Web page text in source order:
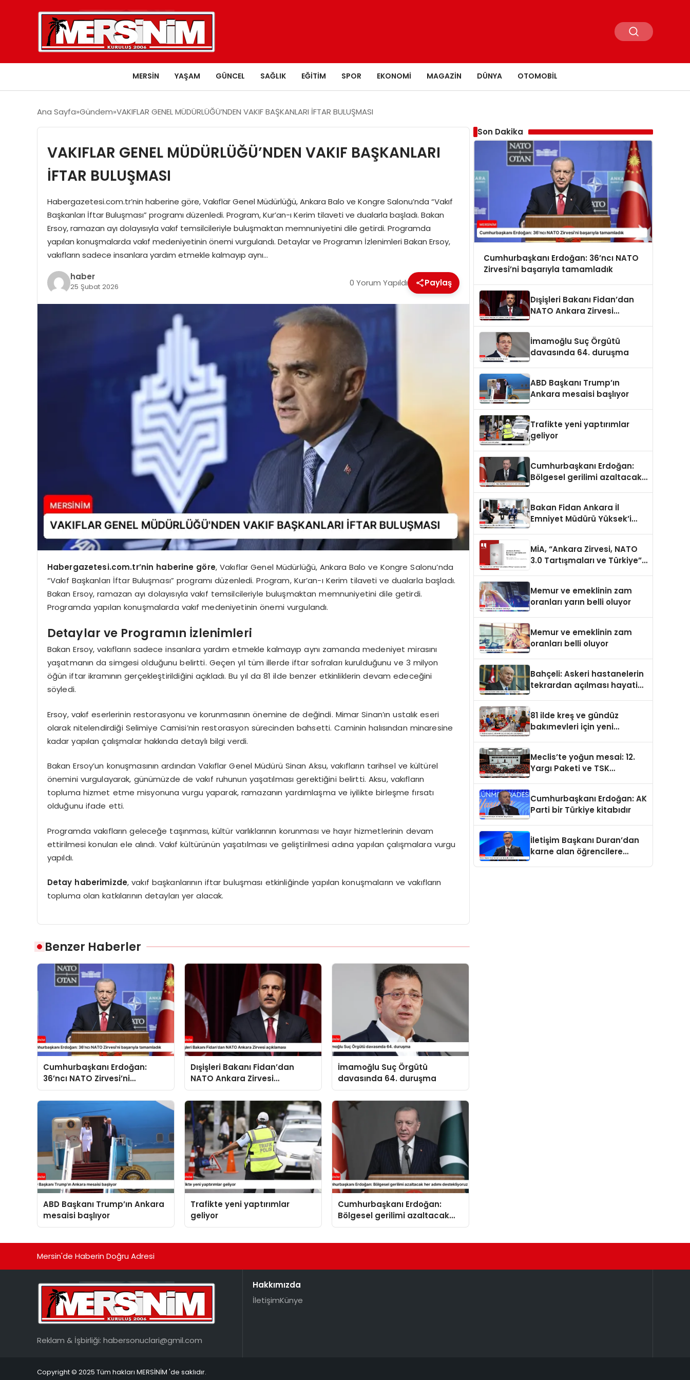
MERSIN YAŞAM GÜNCEL SAĞLIK EĞITIM SPOR EKONOMI MAGAZIN DÜNYA OTOMOBIL
Ana Sayfa Gündem VAKIFLAR GENEL MÜDÜRLÜĞÜ’NDEN VAKIF BAŞKANLARI İFTAR BULUŞMASI
VAKIFLAR GENEL MÜDÜRLÜĞÜ’NDEN VAKIF BAŞKANLARI
İFTAR BULUŞMASI
Habergazetesi.com.tr’nin haberine göre, Vakıflar Genel Müdürlüğü, Ankara Balo ve Kongre Salonu’nda “Vakıf
Başkanları İftar Buluşması” programı düzenledi. Program, Kur’an-ı Kerim tilaveti ve dualarla başladı. Bakan
Ersoy, ramazan ayı dolayısıyla vakıf temsilcileriyle buluşmaktan memnuniyetini dile getirdi. Programda
yapılan konuşmalarda vakıf medeniyetinin önemi vurgulandı. Detaylar ve Programın İzlenimleri Bakan Ersoy,
vakıfların sadece insanlara yardım etmekle kalmayıp aynı…
haber
25 Şubat 2026 0 Yorum Yapıldı Paylaş
Habergazetesi.com.tr’nin haberine göre, Vakıflar Genel Müdürlüğü, Ankara Balo ve Kongre Salonu’nda
“Vakıf Başkanları İftar Buluşması” programı düzenledi. Program, Kur’an-ı Kerim tilaveti ve dualarla başladı.
Bakan Ersoy, ramazan ayı dolayısıyla vakıf temsilcileriyle buluşmaktan memnuniyetini dile getirdi.
Programda yapılan konuşmalarda vakıf medeniyetinin önemi vurgulandı.
Detaylar ve Programın İzlenimleri
Bakan Ersoy, vakıfların sadece insanlara yardım etmekle kalmayıp aynı zamanda medeniyet mirasını
yaşatmanın da simgesi olduğunu belirtti. Geçen yıl tüm illerde iftar sofraları kurulduğunu ve 3 milyon
öğün iftar ikramının gerçekleştirildiğini açıkladı. Bu yıl da 81 ilde benzer etkinliklerin devam edeceğini
söyledi.
Ersoy, vakıf eserlerinin restorasyonu ve korunmasının önemine de değindi. Mimar Sinan’ın ustalık eseri
olarak nitelendirdiği Selimiye Camisi’nin restorasyon sürecinden bahsetti. Caminin halısından minaresine
kadar yapılan çalışmalar hakkında detaylı bilgi verdi.
Bakan Ersoy’un konuşmasının ardından Vakıflar Genel Müdürü Sinan Aksu, vakıfların tarihsel ve kültürel
önemini vurgulayarak, günümüzde de vakıf ruhunun yaşatılması gerektiğini belirtti. Aksu, vakıfların
topluma hizmet etme misyonuna vurgu yaparak, ramazanın yardımlaşma ve iyilikte birleşme fırsatı
olduğunu ifade etti.
Programda vakıfların geleceğe taşınması, kültür varlıklarının korunması ve hayır hizmetlerinin devam
ettirilmesi konuları ele alındı. Vakıf kültürünün yaşatılması ve geliştirilmesi adına yapılan çalışmalara vurgu
yapıldı.
Detay haberimizde, vakıf başkanlarının iftar buluşması etkinliğinde yapılan konuşmaların ve vakıfların
topluma olan katkılarının detayları yer alacak.
Benzer Haberler
Cumhurbaşkanı Erdoğan:
36’ncı NATO Zirvesi’ni
başarıyla tamamladık
Dışişleri Bakanı Fidan’dan
NATO Ankara Zirvesi
açıklaması
İmamoğlu Suç Örgütü
davasında 64. duruşma
ABD Başkanı Trump’ın Ankara
mesaisi başlıyor
Trafikte yeni yaptırımlar
geliyor
Cumhurbaşkanı Erdoğan:
Bölgesel gerilimi azaltacak
her adımı destekliyoruz
Son Dakika
Cumhurbaşkanı Erdoğan: 36’ncı NATO
Zirvesi’ni başarıyla tamamladık
Dışişleri Bakanı Fidan’dan
NATO Ankara Zirvesi
İmamoğlu Suç Örgütü
davasında 64. duruşma
ABD Başkanı Trump’ın
Ankara mesaisi başlıyor
Trafikte yeni yaptırımlar
geliyor
Cumhurbaşkanı Erdoğan:
Bölgesel gerilimi azaltacak
Bakan Fidan Ankara İl
Emniyet Müdürü Yüksek’i
MİA, “Ankara Zirvesi, NATO
3.0 Tartışmaları ve Türkiye”
Memur ve emeklinin zam
oranları yarın belli oluyor
Memur ve emeklinin zam
oranları belli oluyor
Bahçeli: Askeri hastanelerin
tekrardan açılması hayati
81 ilde kreş ve gündüz
bakımevleri için yeni
Meclis’te yoğun mesai: 12.
Yargı Paketi ve TSK
Cumhurbaşkanı Erdoğan: AK
Parti bir Türkiye kitabıdır
İletişim Başkanı Duran’dan
karne alan öğrencilere
Mersin'de Haberin Doğru Adresi
Reklam & İşbirliği: habersonuclari@gmil.com
Hakkımızda
İletişimKünye
Copyright © 2025 Tüm hakları MERSİNİM 'de saklıdır.